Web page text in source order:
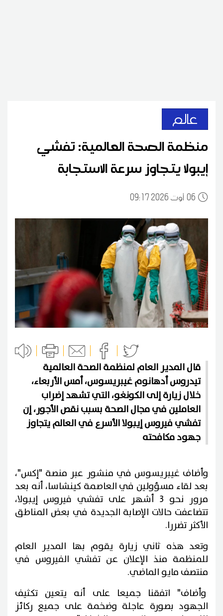
عالم
منظمة الصحة العالمية: تفشي
إيبولا يتجاوز سرعة الاستجابة
0609:17 2026 أوت
قال المدير العام لمنظمة الصحة العالمية
تيدروس أدهانوم غيبريسوس، أمس الأربعاء،
خلال زيارة إلى الكونغو، التي تشهد إضراب
العاملين في مجال الصحة بسبب نقص الأجور، إن
تفشي فيروس إيبولا الأسرع في العالم يتجاوز
جهود مكافحته
وأضاف غيبريسوس في منشور عبر منصة "إكس"،
بعد لقاء مسؤولين في العاصمة كينشاسا، أنه بعد
مرور نحو 3 أشهر على تفشي فيروس إيبولا،
تتضاعفت حالات الإصابة الجديدة في بعض المناطق
الأكثر تضررا.
وتعد هذه ثاني زيارة يقوم بها المدير العام
للمنظمة منذ الإعلان عن تفشي الفيروس في
منتصف مايو الماضي.
وأضاف" اتفقنا جميعا على أنه يتعين تكثيف
الجهود بصورة عاجلة وضخمة على جميع ركائز